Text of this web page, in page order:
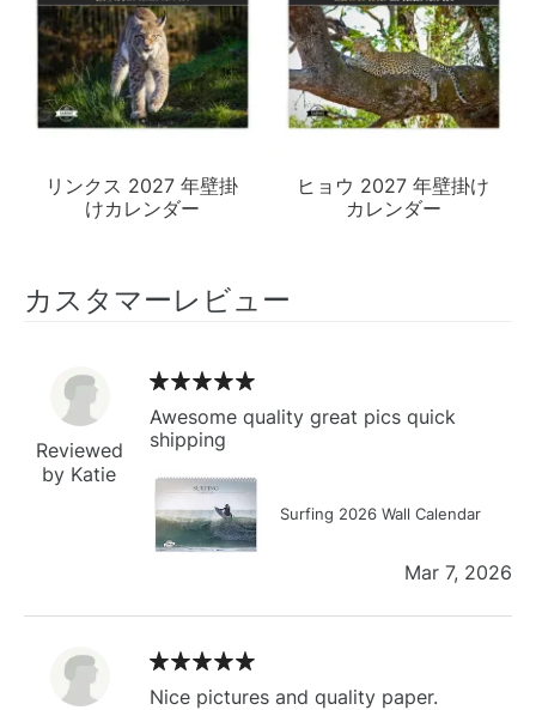
リンクス 2027 年壁掛
けカレンダー
ヒョウ 2027 年壁掛け
カレンダー
カスタマーレビュー
Reviewed
by Katie
Awesome quality great pics quick
shipping
Surfing 2026 Wall Calendar
Mar 7, 2026
Nice pictures and quality paper.